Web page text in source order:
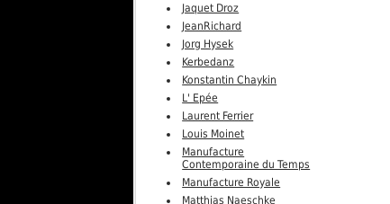
Jaquet Droz
JeanRichard
Jorg Hysek
Kerbedanz
Konstantin Chaykin
L' Epée
Laurent Ferrier
Louis Moinet
Manufacture
Contemporaine du Temps
Manufacture Royale
Matthias Naeschke